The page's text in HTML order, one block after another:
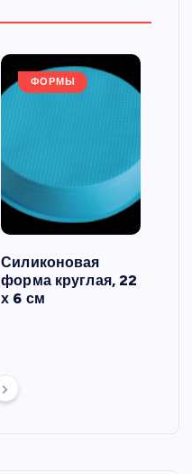
ФОРМЫ
Силиконовая
форма круглая, 22
х 6 см